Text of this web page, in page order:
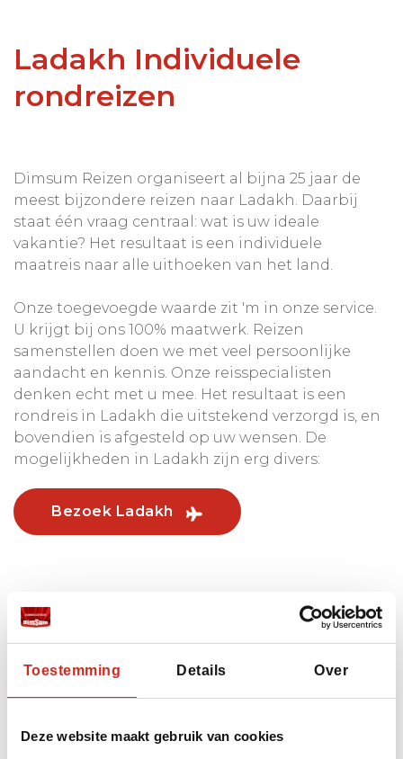
Toestemming Details Over
Deze website maakt gebruik van cookies
Ladakh Individuele
rondreizen
Dimsum Reizen organiseert al bijna 25 jaar de
meest bijzondere reizen naar Ladakh. Daarbij
staat één vraag centraal: wat is uw ideale
vakantie? Het resultaat is een individuele
maatreis naar alle uithoeken van het land.
Onze toegevoegde waarde zit 'm in onze service.
U krijgt bij ons 100% maatwerk. Reizen
samenstellen doen we met veel persoonlijke
aandacht en kennis. Onze reisspecialisten
denken echt met u mee. Het resultaat is een
rondreis in Ladakh die uitstekend verzorgd is, en
bovendien is afgesteld op uw wensen. De
mogelijkheden in Ladakh zijn erg divers:
Bezoek Ladakh
Leg de focus op Actief (wandelingen in de
bergen);
Kies voor lokale beleving, met persoonlijke
belevenis (ga off the beaten track);